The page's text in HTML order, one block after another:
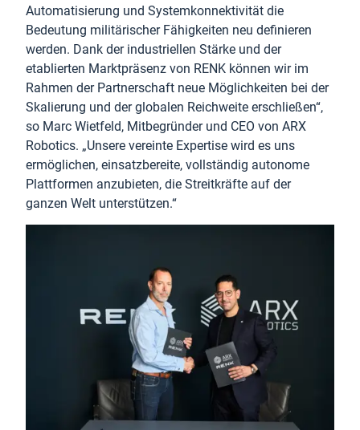
Automatisierung und Systemkonnektivität die
Bedeutung militärischer Fähigkeiten neu definieren
werden. Dank der industriellen Stärke und der
etablierten Marktpräsenz von RENK können wir im
Rahmen der Partnerschaft neue Möglichkeiten bei der
Skalierung und der globalen Reichweite erschließen“,
so Marc Wietfeld, Mitbegründer und CEO von ARX
Robotics. „Unsere vereinte Expertise wird es uns
ermöglichen, einsatzbereite, vollständig autonome
Plattformen anzubieten, die Streitkräfte auf der
ganzen Welt unterstützen.“